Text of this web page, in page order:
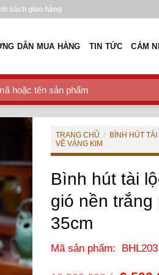
sách giao hàng
DẪN MUA HÀNG TIN TỨC CẢM
TRANG CHỦ / BÌNH HÚT
VẼ VÀNG KIM
Bình hút tài
gió nền trắng
35cm
Mã sản phẩm: BHL203